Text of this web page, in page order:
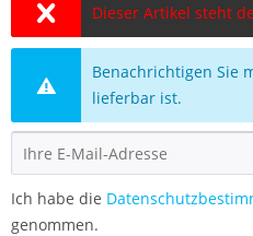
Dieser Artikel steht
Benachrichtigen Sie
lieferbar ist.
Ich habe die
genommen.